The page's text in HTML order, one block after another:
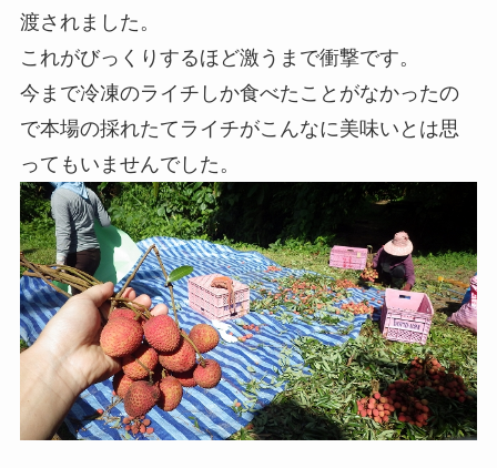
渡されました。
これがびっくりするほど激うまで衝撃です。
今まで冷凍のライチしか食べたことがなかったの
で本場の採れたてライチがこんなに美味いとは思
ってもいませんでした。